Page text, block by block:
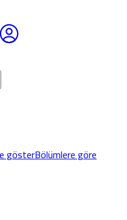
gösterBölümlere göre